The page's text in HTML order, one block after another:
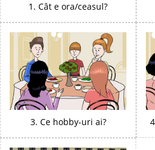
1. Cât e ora/ceasul?
3. Ce hobby-uri ai?